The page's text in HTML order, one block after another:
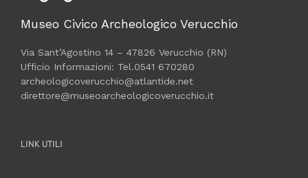
Museo Civico Archeologico Verucchio
Via Sant’Agostino 14 – 47826 Verucchio (RN)
Ufficio Informazioni: Tel.0541 670280
archeologicoverucchio@atlantide.net
direttore@museoarcheologicoverucchio.it
LINK UTILI